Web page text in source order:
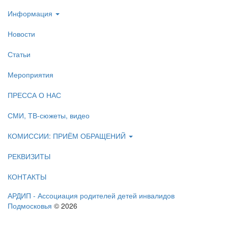
Информация
Новости
Статьи
Мероприятия
ПРЕССА О НАС
СМИ, ТВ-сюжеты, видео
КОМИССИИ: ПРИЁМ ОБРАЩЕНИЙ
РЕКВИЗИТЫ
КОНТАКТЫ
АРДИП - Ассоциация родителей детей инвалидов
Подмосковья © 2026